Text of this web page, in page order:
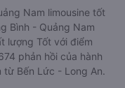
Nam limousine tốt
Bình - Quảng Nam
lượng Tốt với điểm
phản hồi của hành
từ Bến Lức - Long An.